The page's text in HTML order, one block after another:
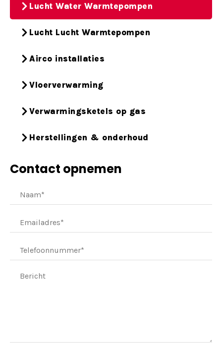
Lucht Water Warmtepompen
Lucht Lucht Warmtepompen
Airco installaties
Vloerverwarming
Verwarmingsketels op gas
Herstellingen & onderhoud
Contact opnemen